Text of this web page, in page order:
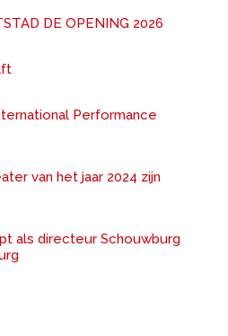
DE OPENING 2026
Performance
van het jaar 2024 zijn
als directeur Schouwburg